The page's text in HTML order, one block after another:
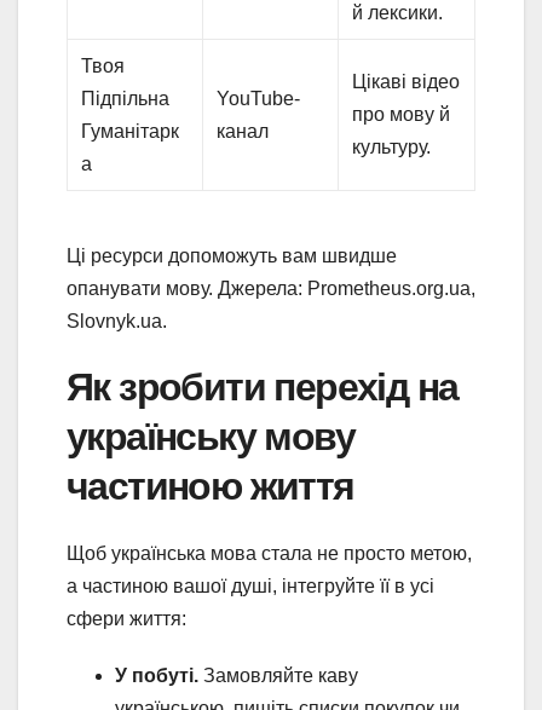
й лексики.
Твоя
Підпільна
Гуманітарк
а
YouTube-
канал
Цікаві відео
про мову й
культуру.
Ці ресурси допоможуть вам швидше
опанувати мову. Джерела: Prometheus.org.ua,
Slovnyk.ua.
Як зробити перехід на
українську мову
частиною життя
Щоб українська мова стала не просто метою,
а частиною вашої душі, інтегруйте її в усі
сфери життя:
У побуті. Замовляйте каву